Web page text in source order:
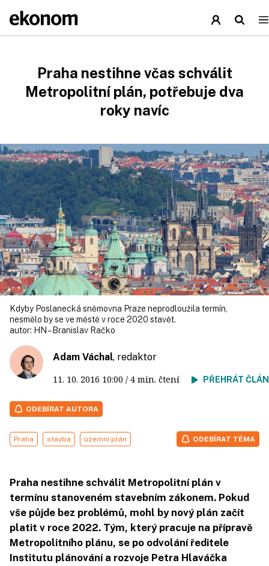
Praha nestihne včas schválit
Metropolitní plán, potřebuje dva
roky navíc
Kdyby Poslanecká sněmovna Praze neprodloužila termín,
nesmělo by se ve městě v roce 2020 stavět.
autor: HN – Branislav Račko
Adam Váchal, redaktor
11. 10. 2016 10:00 / 4 min. čtení PŘEHRÁT
ODEBÍRAT AUTORA
Praha stavba územní plán ODEBÍRAT TÉMA
Praha nestihne schválit Metropolitní plán v
termínu stanoveném stavebním zákonem. Pokud
vše půjde bez problémů, mohl by nový plán začít
platit v roce 2022. Tým, který pracuje na přípravě
Metropolitního plánu, se po odvolání ředitele
Institutu plánování a rozvoje Petra Hlaváčka